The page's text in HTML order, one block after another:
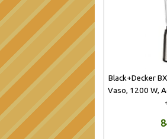
Black+Decker
Vaso, 1200 W,